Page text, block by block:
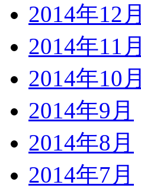
2014年12月
2014年11月
2014年10月
2014年9月
2014年8月
2014年7月